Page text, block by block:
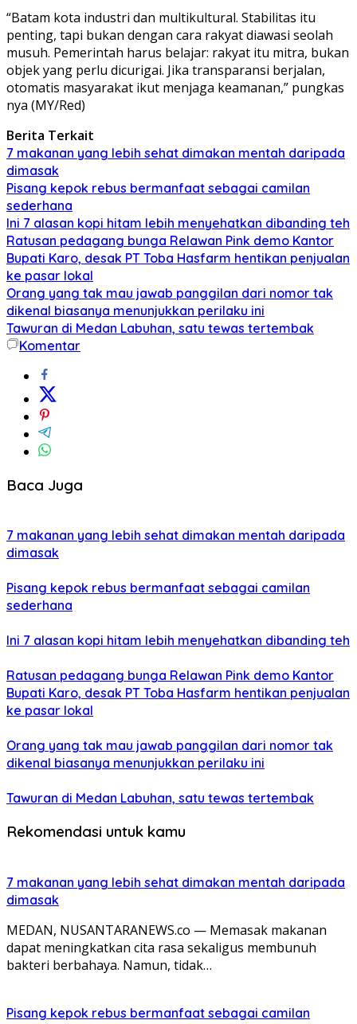
“Batam kota industri dan multikultural. Stabilitas itu
penting, tapi bukan dengan cara rakyat diawasi seolah
musuh. Pemerintah harus belajar: rakyat itu mitra, bukan
objek yang perlu dicurigai. Jika transparansi berjalan,
otomatis masyarakat ikut menjaga keamanan,” pungkas
nya (MY/Red)
Berita Terkait
7 makanan yang lebih sehat dimakan mentah daripada
dimasak
Pisang kepok rebus bermanfaat sebagai camilan
sederhana
Ini 7 alasan kopi hitam lebih menyehatkan dibanding teh
Ratusan pedagang bunga Relawan Pink demo Kantor
Bupati Karo, desak PT Toba Hasfarm hentikan penjualan
ke pasar lokal
Orang yang tak mau jawab panggilan dari nomor tak
dikenal biasanya menunjukkan perilaku ini
Tawuran di Medan Labuhan, satu tewas tertembak
Komentar
Baca Juga
7 makanan yang lebih sehat dimakan mentah daripada
dimasak
Pisang kepok rebus bermanfaat sebagai camilan
sederhana
Ini 7 alasan kopi hitam lebih menyehatkan dibanding teh
Ratusan pedagang bunga Relawan Pink demo Kantor
Bupati Karo, desak PT Toba Hasfarm hentikan penjualan
ke pasar lokal
Orang yang tak mau jawab panggilan dari nomor tak
dikenal biasanya menunjukkan perilaku ini
Tawuran di Medan Labuhan, satu tewas tertembak
Rekomendasi untuk kamu
7 makanan yang lebih sehat dimakan mentah daripada
dimasak
MEDAN, NUSANTARANEWS.co — Memasak makanan
dapat meningkatkan cita rasa sekaligus membunuh
bakteri berbahaya. Namun, tidak…
Pisang kepok rebus bermanfaat sebagai camilan